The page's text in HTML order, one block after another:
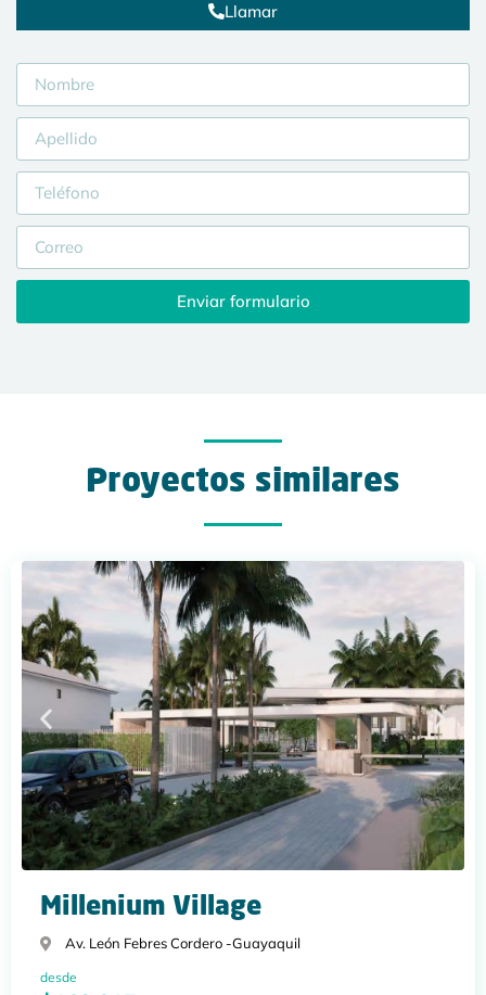
Llamar
Enviar formulario
Proyectos similares
Millenium Village
Av. León Febres Cordero -Guayaquil
desde